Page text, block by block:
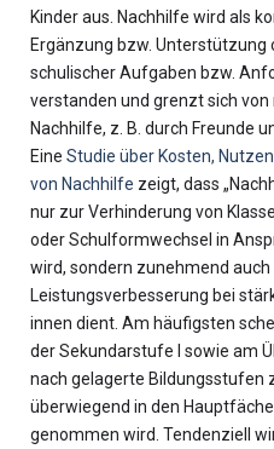
Kinder aus. Nachhilfe wird als
Ergänzung bzw. Unterstützung
schulischer Aufgaben bzw.
verstanden und grenzt sich
Nachhilfe, z. B. durch Freunde
Eine Studie über Kosten,
von Nachhilfe zeigt, dass
nur zur Verhinderung von
oder Schulformwechsel in
wird, sondern zunehmend auch
Leistungsverbesserung bei
innen dient. Am häufigsten
der Sekundarstufe I sowie am
nach gelagerte Bildungsstufen
überwiegend in den
genommen wird. Tendenziell